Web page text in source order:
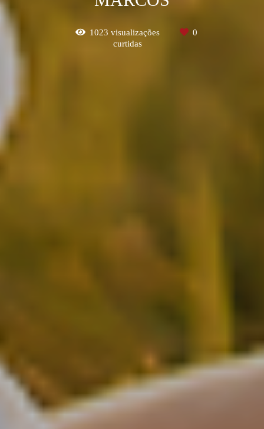
1023 visualizações
0
curtidas